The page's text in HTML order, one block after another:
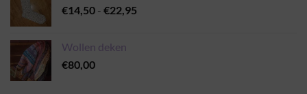
€14,50 - €22,95
Wollen deken
€80,00